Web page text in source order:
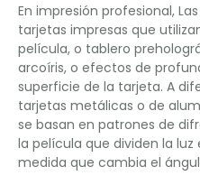
En impresión profesional,
tarjetas impresas que
película, o tablero
arcoíris, o efectos de
superficie de la tarjeta. A
tarjetas metálicas o de
se basan en patrones de
la película que dividen la
medida que cambia el